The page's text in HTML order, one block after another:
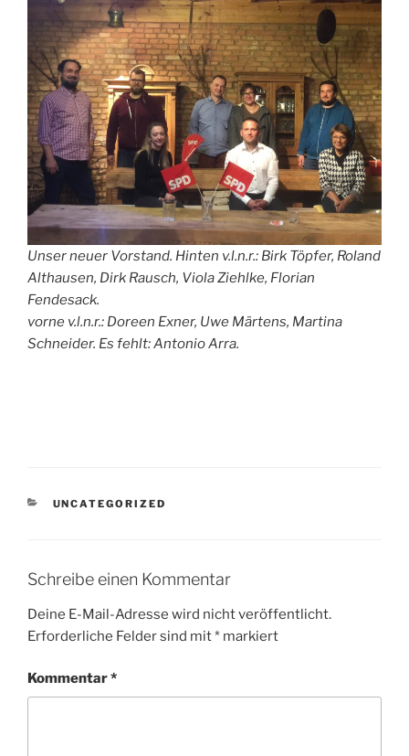
Unser neuer Vorstand. Hinten v.l.n.r.: Birk Töpfer, Roland
Althausen, Dirk Rausch, Viola Ziehlke, Florian
Fendesack.
vorne v.l.n.r.: Doreen Exner, Uwe Märtens, Martina
Schneider. Es fehlt: Antonio Arra.
KATEGORIEN
UNCATEGORIZED
Schreibe einen Kommentar
Deine E-Mail-Adresse wird nicht veröffentlicht.
Erforderliche Felder sind mit* markiert
Kommentar*